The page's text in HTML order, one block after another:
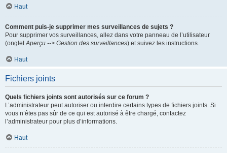
Haut
Comment puis-je supprimer mes surveillances de sujets ?
Pour supprimer vos surveillances, allez dans votre panneau de l’utilisateur
(ongletAperçu --> Gestion des surveillances) et suivez les instructions.
Haut
Fichiers joints
Quels fichiers joints sont autorisés sur ce forum ?
L’administrateur peut autoriser ou interdire certains types de fichiers joints. Si
vous n’êtes pas sûr de ce qui est autorisé à être chargé, contactez
l’administrateur pour plus d’informations.
Haut